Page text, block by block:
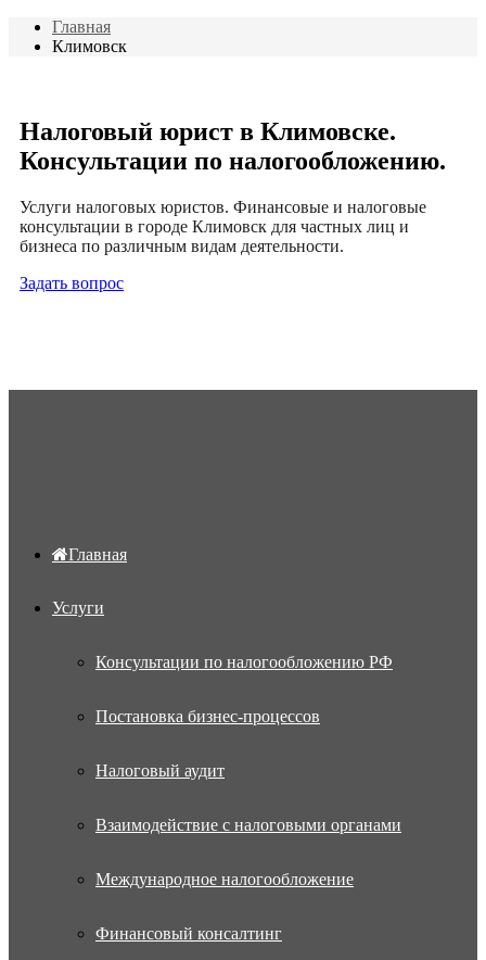
Главная
Климовск
Налоговый юрист в Климовске.
Консультации по налогообложению.
Услуги налоговых юристов. Финансовые и налоговые
консультации в городе Климовск для частных лиц и
бизнеса по различным видам деятельности.
Задать вопрос
Главная
Услуги
Консультации по налогообложению РФ
Постановка бизнес-процессов
Налоговый аудит
Взаимодействие с налоговыми органами
Международное налогообложение
Финансовый консалтинг